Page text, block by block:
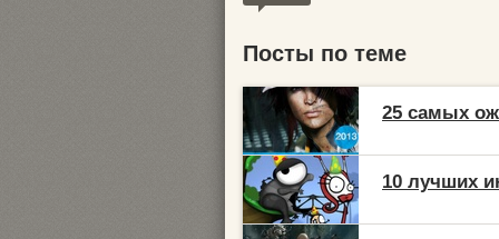
Посты по теме
25 самых
10 лучших